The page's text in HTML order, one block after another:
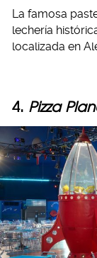
La famosa
lechería
localizada en
4. Pizza